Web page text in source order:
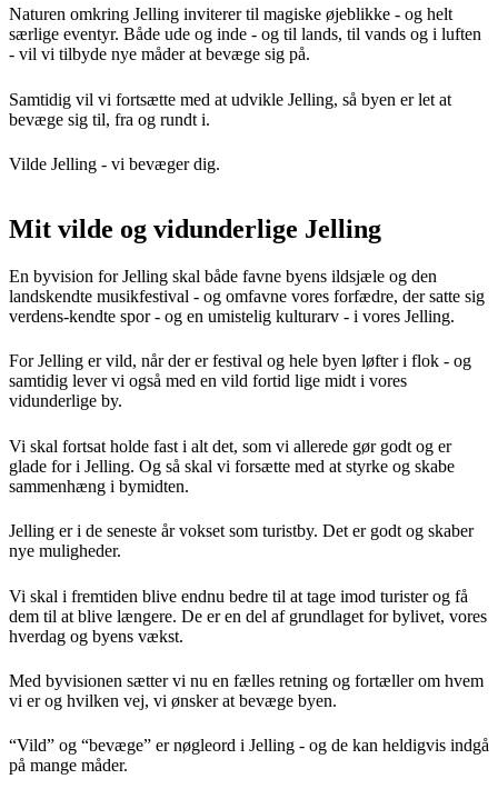
Naturen omkring Jelling inviterer til magiske øjeblikke - og helt
særlige eventyr. Både ude og inde - og til lands, til vands og i luften
- vil vi tilbyde nye måder at bevæge sig på.
Samtidig vil vi fortsætte med at udvikle Jelling, så byen er let at
bevæge sig til, fra og rundt i.
Vilde Jelling - vi bevæger dig.
Mit vilde og vidunderlige Jelling
En byvision for Jelling skal både favne byens ildsjæle og den
landskendte musikfestival - og omfavne vores forfædre, der satte sig
verdens-kendte spor - og en umistelig kulturarv - i vores Jelling.
For Jelling er vild, når der er festival og hele byen løfter i flok - og
samtidig lever vi også med en vild fortid lige midt i vores
vidunderlige by.
Vi skal fortsat holde fast i alt det, som vi allerede gør godt og er
glade for i Jelling. Og så skal vi forsætte med at styrke og skabe
sammenhæng i bymidten.
Jelling er i de seneste år vokset som turistby. Det er godt og skaber
nye muligheder.
Vi skal i fremtiden blive endnu bedre til at tage imod turister og få
dem til at blive længere. De er en del af grundlaget for bylivet, vores
hverdag og byens vækst.
Med byvisionen sætter vi nu en fælles retning og fortæller om hvem
vi er og hvilken vej, vi ønsker at bevæge byen.
“Vild” og “bevæge” er nøgleord i Jelling - og de kan heldigvis indgå
på mange måder.